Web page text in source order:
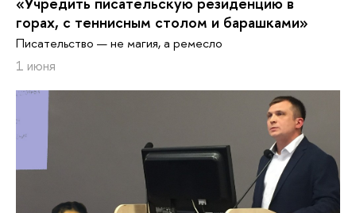
горах, с теннисным столом и барашками»
Писательство — не магия, а ремесло
1 июня